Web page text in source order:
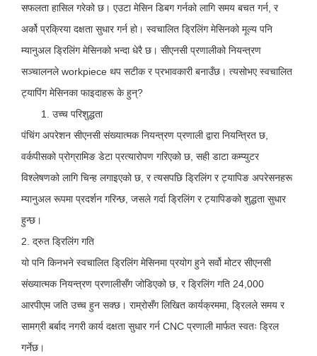
सफलता हासिल गरेको छ। एउटा मेसिन डिबग गर्नको लागि समय बचत गर्न, र
अर्को प्रक्रिया दक्षता सुधार गर्न हो। स्वचालित ड्रिलिंग मेसिनको मूल्य पनि
म्यानुअल ड्रिलिंग मेसिनको भन्दा धेरै छ। सीएनसी प्रणालीको नियन्त्रण
सञ्चालनले workpiece थप सटीक र प्रभावकारी बनाउँछ। त्यसोभए स्वचालित
ट्यापिंग मेसिनका फाइदाहरू के हुन्?
1. उच्च परिशुद्धता
पंचिंग अपरेशन सीएनसी संख्यात्मक नियन्त्रण प्रणाली द्वारा नियन्त्रित छ,
वर्कपीसको प्रोग्रामिङ डेटा प्रत्यारोपण गरिएको छ, सही डाटा कम्प्युटर
विश्लेषणको लागि चिन्ह लगाइएको छ, र त्यसपछि ड्रिलिंग र ट्यापिङ अपरेसनहरू
म्यानुअल रूपमा प्रदर्शन गरिन्छ, जसले गर्दा ड्रिलिंग र ट्यापिङको शुद्धता सुधार
हुन्छ।
2. द्रुत ड्रिलिंग गति
यो पनि किनभने स्वचालित ड्रिलिंग मेसिनमा प्रयोग हुने सर्वो मोटर सीएनसी
संख्यात्मक नियन्त्रण प्रणालीसँग जोडिएको छ, र ड्रिलिंग गति 24,000
आरपीएम जति उच्च हुन सक्छ। राम्रोसँग लिखित कार्यक्रममा, ड्रिलले समय र
सामग्री बर्बाद नगरी कार्य दक्षता सुधार गर्न CNC प्रणाली मार्फत स्वतः ड्रिल
गर्नेछ।